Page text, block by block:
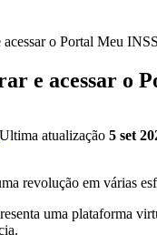
acessar o Portal Meu
e acessar o
Ultima atualização 5 set
revolução em várias
uma plataforma